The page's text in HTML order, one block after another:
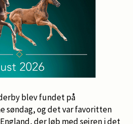
blev fundet på
søndag, og det var favoritten
der løb med sejren i det